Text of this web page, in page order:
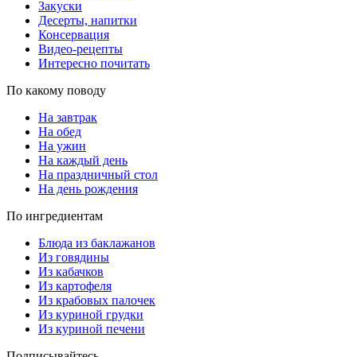
Закуски
Десерты, напитки
Консервация
Видео-рецепты
Интересно почитать
По какому поводу
На завтрак
На обед
На ужин
На каждый день
На праздничный стол
На день рождения
По ингредиентам
Блюда из баклажанов
Из говядины
Из кабачков
Из картофеля
Из крабовых палочек
Из куриной грудки
Из куриной печени